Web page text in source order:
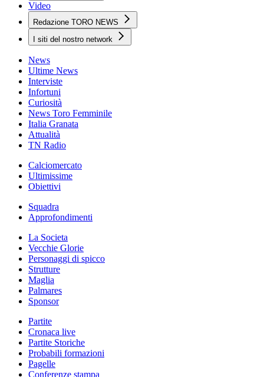
Video
Redazione TORO NEWS
I siti del nostro network
News
Ultime News
Interviste
Infortuni
Curiosità
News Toro Femminile
Italia Granata
Attualità
TN Radio
Calciomercato
Ultimissime
Obiettivi
Squadra
Approfondimenti
La Societa
Vecchie Glorie
Personaggi di spicco
Strutture
Maglia
Palmares
Sponsor
Partite
Cronaca live
Partite Storiche
Probabili formazioni
Pagelle
Conferenze stampa